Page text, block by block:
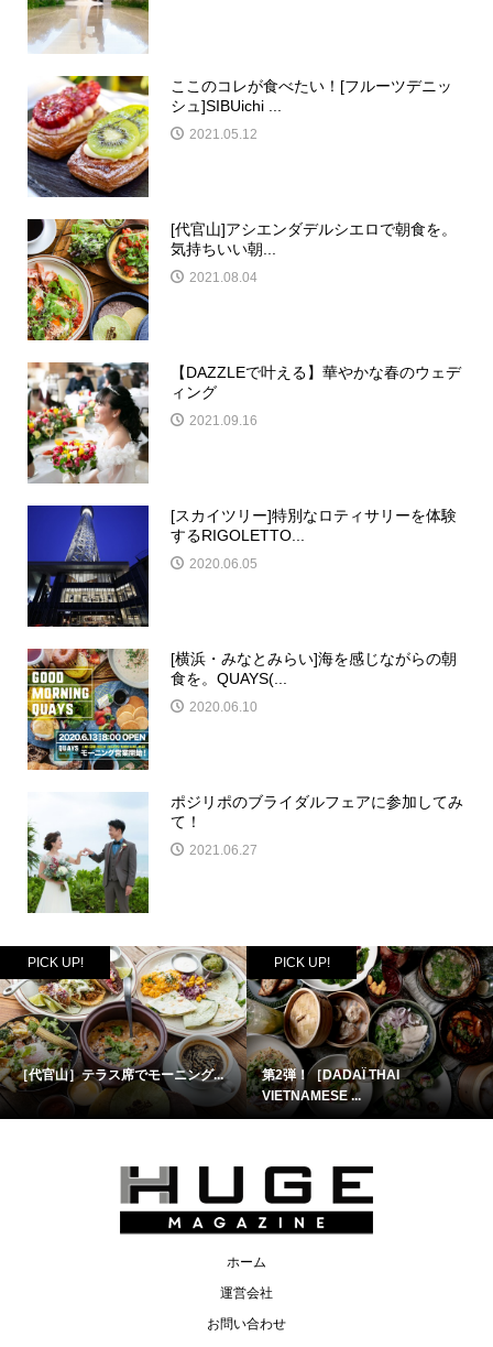
ここのコレが食べたい！[フルーツデニッ
シュ]SIBUichi ...
2021.05.12
[代官山]アシエンダデルシエロで朝食を。
気持ちいい朝...
2021.08.04
【DAZZLEで叶える】華やかな春のウェデ
ィング
2021.09.16
[スカイツリー]特別なロティサリーを体験
するRIGOLETTO...
2020.06.05
[横浜・みなとみらい]海を感じながらの朝
食を。QUAYS(...
2020.06.10
ポジリポのブライダルフェアに参加してみ
て！
2021.06.27
PICK UP!
［代官山］テラス席でモーニング...
PICK UP!
第2弾！［DADAÏ THAI
VIETNAMESE ...
ホーム
運営会社
お問い合わせ